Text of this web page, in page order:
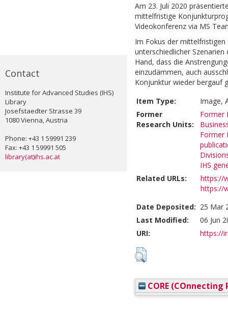
Contact
Institute for Advanced Studies (IHS)
Library
Josefstaedter Strasse 39
1080 Vienna, Austria
Phone: +43 1 59991 239
Fax: +43 1 59991 505
library(at)ihs.ac.at
Am 23. Juli 2020
mittelfristige
Videokonferenz via MS
Im Fokus der mittelfristigen
unterschiedlicher
Hand, dass die
einzudämmen, auch
Konjunktur wieder bergauf
Item Type:
Image,
Former
Research Units:
Former
Former
IHS
Related URLs:
https://
https://
Date Deposited: 25 Mar
Last Modified:
06 Jun
URI:
https://
CORE (COnnecting